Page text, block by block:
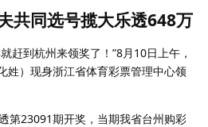
共同选号揽大乐透648万
赶到杭州来领奖了！”8月10日上午，
姓）现身浙江省体育彩票管理中心领
第23091期开奖，当期我省台州购彩